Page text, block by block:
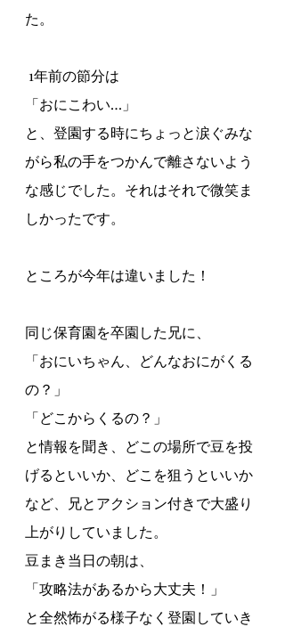
た。
1年前の節分は
「おにこわい…」
と、登園する時にちょっと涙ぐみな
がら私の手をつかんで離さないよう
な感じでした。それはそれで微笑ま
しかったです。
ところが今年は違いました！
同じ保育園を卒園した兄に、
「おにいちゃん、どんなおにがくる
の？」
「どこからくるの？」
と情報を聞き、どこの場所で豆を投
げるといいか、どこを狙うといいか
など、兄とアクション付きで大盛り
上がりしていました。
豆まき当日の朝は、
「攻略法があるから大丈夫！」
と全然怖がる様子なく登園していき